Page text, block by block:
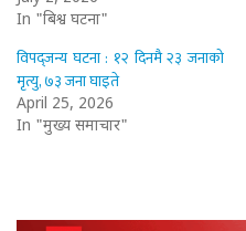
In "बिश्व घटना"
विपद्जन्य घटना : १२ दिनमै २३ जनाको
मृत्यु, ७३ जना घाइते
April 25, 2026
In "मुख्य समाचार"